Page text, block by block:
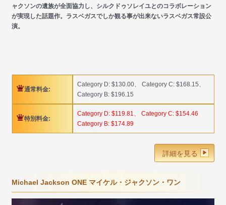
ャクソンの遺族が全面協力し、シルクドゥソレイユとのコラボレーション
が実現した話題作。ラスベガスでしか観る事が出来ないラスベガス常設公
演。
通常料金:
Category D: $130.00、 Category C: $168.15、
Category B: $196.15
特別料金:
Category D: $119.81、 Category C: $154.46
Category B: $174.89
詳細を見る
Michael Jackson ONE マイケル・ジャクソン・ワン